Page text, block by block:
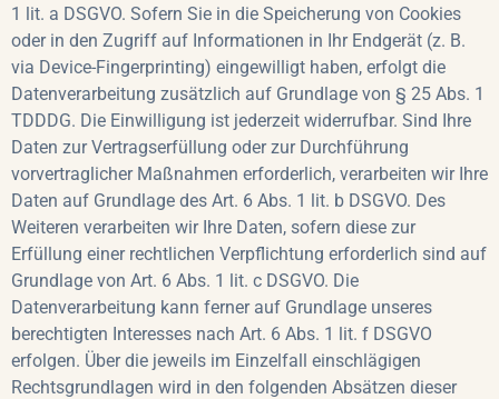
1 lit. a DSGVO. Sofern Sie in die Speicherung von Cookies
oder in den Zugriff auf Informationen in Ihr Endgerät (z. B.
via Device-Fingerprinting) eingewilligt haben, erfolgt die
Datenverarbeitung zusätzlich auf Grundlage von § 25 Abs. 1
TDDDG. Die Einwilligung ist jederzeit widerrufbar. Sind Ihre
Daten zur Vertragserfüllung oder zur Durchführung
vorvertraglicher Maßnahmen erforderlich, verarbeiten wir Ihre
Daten auf Grundlage des Art. 6 Abs. 1 lit. b DSGVO. Des
Weiteren verarbeiten wir Ihre Daten, sofern diese zur
Erfüllung einer rechtlichen Verpflichtung erforderlich sind auf
Grundlage von Art. 6 Abs. 1 lit. c DSGVO. Die
Datenverarbeitung kann ferner auf Grundlage unseres
berechtigten Interesses nach Art. 6 Abs. 1 lit. f DSGVO
erfolgen. Über die jeweils im Einzelfall einschlägigen
Rechtsgrundlagen wird in den folgenden Absätzen dieser